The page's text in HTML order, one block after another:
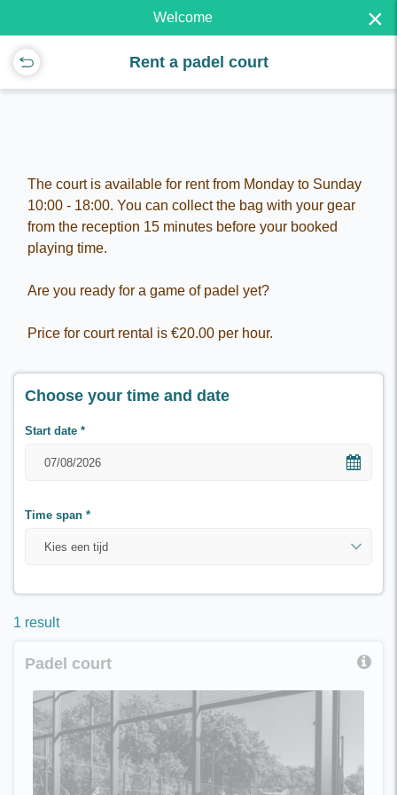
Welcome ×
Rent a padel court
The court is available for rent from Monday to Sunday
10:00 - 18:00. You can collect the bag with your gear
from the reception 15 minutes before your booked
playing time.
Are you ready for a game of padel yet?
Price for court rental is €20.00 per hour.
Choose your time and date
Start date *
Time span *
Kies een tijd
1 result
Padel court
Boek de padelbaan voor vier personen
Tas met rackets, ballen en de sleutel kan je ophalen bij
de receptie.
Na sluitingstijd van de receptie kan je de spullen
ophalen of weer inleveren bij Knoest.